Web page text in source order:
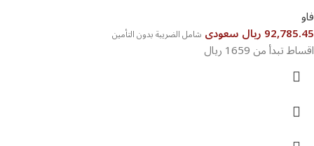
فاو
92,785.45 ريال سعودى شامل الضريبة بدون التأمين
اقساط تبدأ من 1659 ريال